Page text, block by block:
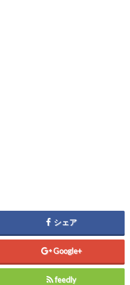
シェア
Google+
feedly